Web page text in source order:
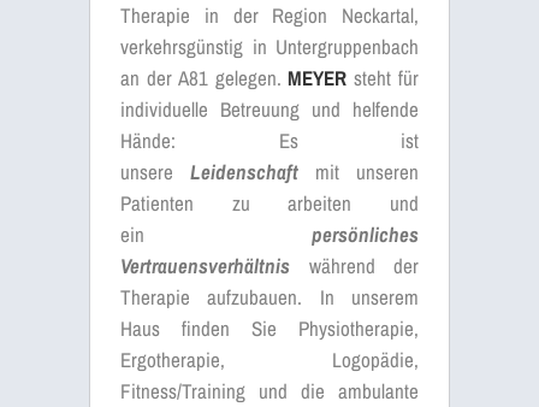
Therapie in der Region Neckartal,
verkehrsgünstig in Untergruppenbach
an der A81 gelegen. MEYER steht für
individuelle Betreuung und helfende
Hände: Es ist
unsere Leidenschaft mit unseren
Patienten zu arbeiten und
ein persönliches
Vertrauensverhältnis während der
Therapie aufzubauen. In unserem
Haus finden Sie Physiotherapie,
Ergotherapie, Logopädie,
Fitness/Training und die ambulante